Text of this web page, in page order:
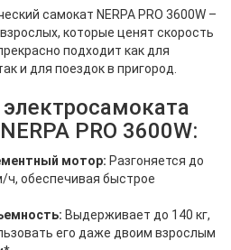
самокат NERPA PRO 3600W –
которые ценят скорость
подходит как для
и для поездок в пригород.
PRO 3600W:
мотор: Разгоняется до
обеспечивая быстрое
Выдерживает до 140 кг,
его даже двоим взрослым